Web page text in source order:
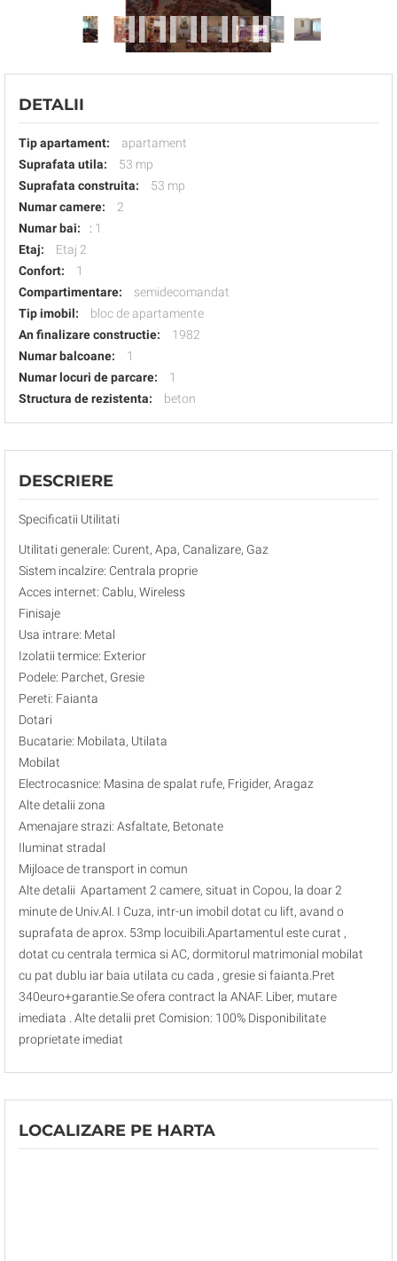
DETALII
Tip apartament:
apartament
Suprafata utila:
53 mp
Suprafata construita:
53 mp
Numar camere:
2
Numar bai:
: 1
Etaj:
Etaj 2
Confort:
1
Compartimentare:
semidecomandat
Tip imobil:
bloc de apartamente
An finalizare constructie:
1982
Numar balcoane:
1
Numar locuri de parcare:
1
Structura de rezistenta:
beton
DESCRIERE
Specificatii Utilitati
Utilitati generale: Curent, Apa, Canalizare, Gaz
Sistem incalzire: Centrala proprie
Acces internet: Cablu, Wireless
Finisaje
Usa intrare: Metal
Izolatii termice: Exterior
Podele: Parchet, Gresie
Pereti: Faianta
Dotari
Bucatarie: Mobilata, Utilata
Mobilat
Electrocasnice: Masina de spalat rufe, Frigider, Aragaz
Alte detalii zona
Amenajare strazi: Asfaltate, Betonate
Iluminat stradal
Mijloace de transport in comun
Alte detalii Apartament 2 camere, situat in Copou, la doar 2
minute de Univ.Al. I Cuza, intr-un imobil dotat cu lift, avand o
suprafata de aprox. 53mp locuibili.Apartamentul este curat ,
dotat cu centrala termica si AC, dormitorul matrimonial mobilat
cu pat dublu iar baia utilata cu cada , gresie si faianta.Pret
340euro+garantie.Se ofera contract la ANAF. Liber, mutare
imediata . Alte detalii pret Comision: 100% Disponibilitate
proprietate imediat
LOCALIZARE PE HARTA